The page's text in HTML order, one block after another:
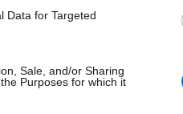
Data for Targeted
Sale, and/or Sharing
Purposes for which it
2000 /